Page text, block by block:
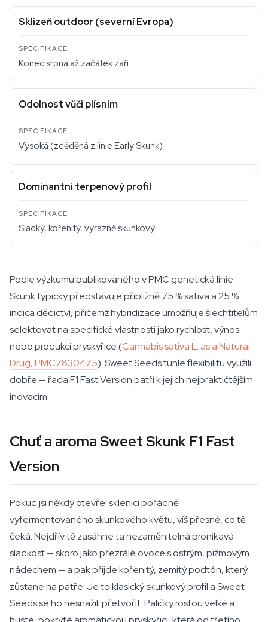
Sklizeň outdoor (severní Evropa)
Konec srpna až začátek září
Odolnost vůči plísním
Vysoká (zděděná z linie Early Skunk)
Dominantní terpenový profil
Sladký, kořenitý, výrazně skunkový
Podle výzkumu publikovaného v PMC genetická linie
Skunk typicky představuje přibližně 75 % sativa a 25 %
indica dědictví, přičemž hybridizace umožňuje šlechtitelům
selektovat na specifické vlastnosti jako rychlost, výnos
nebo produkci pryskyřice (Cannabis sativa L. as a Natural
Drug, PMC7830475). Sweet Seeds tuhle flexibilitu využili
dobře — řada F1 Fast Version patří k jejich nejpraktičtějším
inovacím.
Chuť a aroma Sweet Skunk F1 Fast
Version
Pokud jsi někdy otevřel sklenici pořádně
vyfermentovaného skunkového květu, víš přesně, co tě
čeká. Nejdřív tě zasáhne ta nezaměnitelná pronikavá
sladkost — skoro jako přezrálé ovoce s ostrým, pižmovým
nádechem — a pak přijde kořenitý, zemitý podtón, který
zůstane na patře. Je to klasický skunkový profil a Sweet
Seeds se ho nesnažili přetvořit. Paličky rostou velké a